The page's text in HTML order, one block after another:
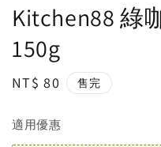
Kitchen88 綠
150g
Regular
NT$ 80 售完
適用優惠